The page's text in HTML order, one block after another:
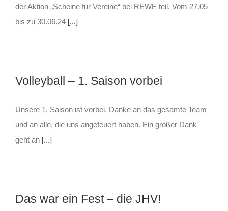
der Aktion „Scheine für Vereine“ bei REWE teil. Vom 27.05
bis zu 30.06.24 [...]
Volleyball – 1. Saison vorbei
Unsere 1. Saison ist vorbei. Danke an das gesamte Team
und an alle, die uns angefeuert haben. Ein großer Dank
geht an [...]
Das war ein Fest – die JHV!